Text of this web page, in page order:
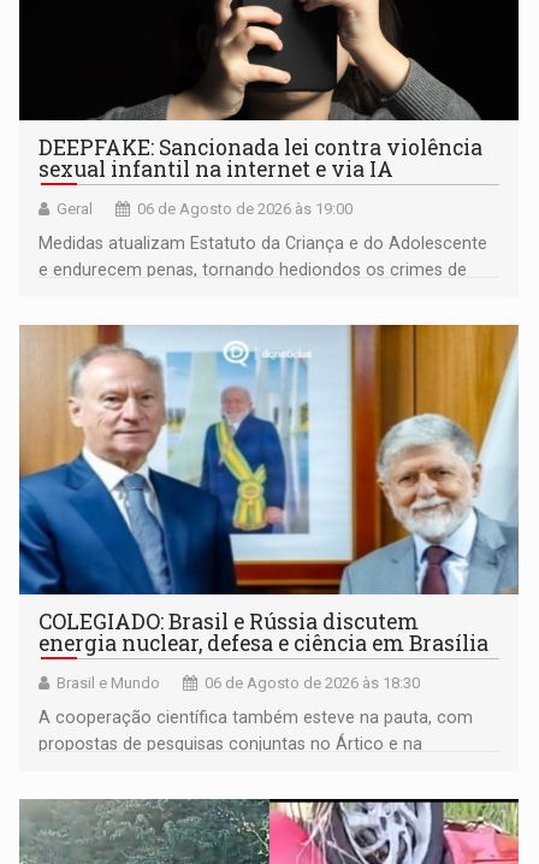
DEEPFAKE: Sancionada lei contra violência
sexual infantil na internet e via IA
Geral 06 de Agosto de 2026 às 19:00
Medidas atualizam Estatuto da Criança e do Adolescente
e endurecem penas, tornando hediondos os crimes de
COLEGIADO: Brasil e Rússia discutem
energia nuclear, defesa e ciência em Brasília
Brasil e Mundo 06 de Agosto de 2026 às 18:30
A cooperação científica também esteve na pauta, com
propostas de pesquisas conjuntas no Ártico e na